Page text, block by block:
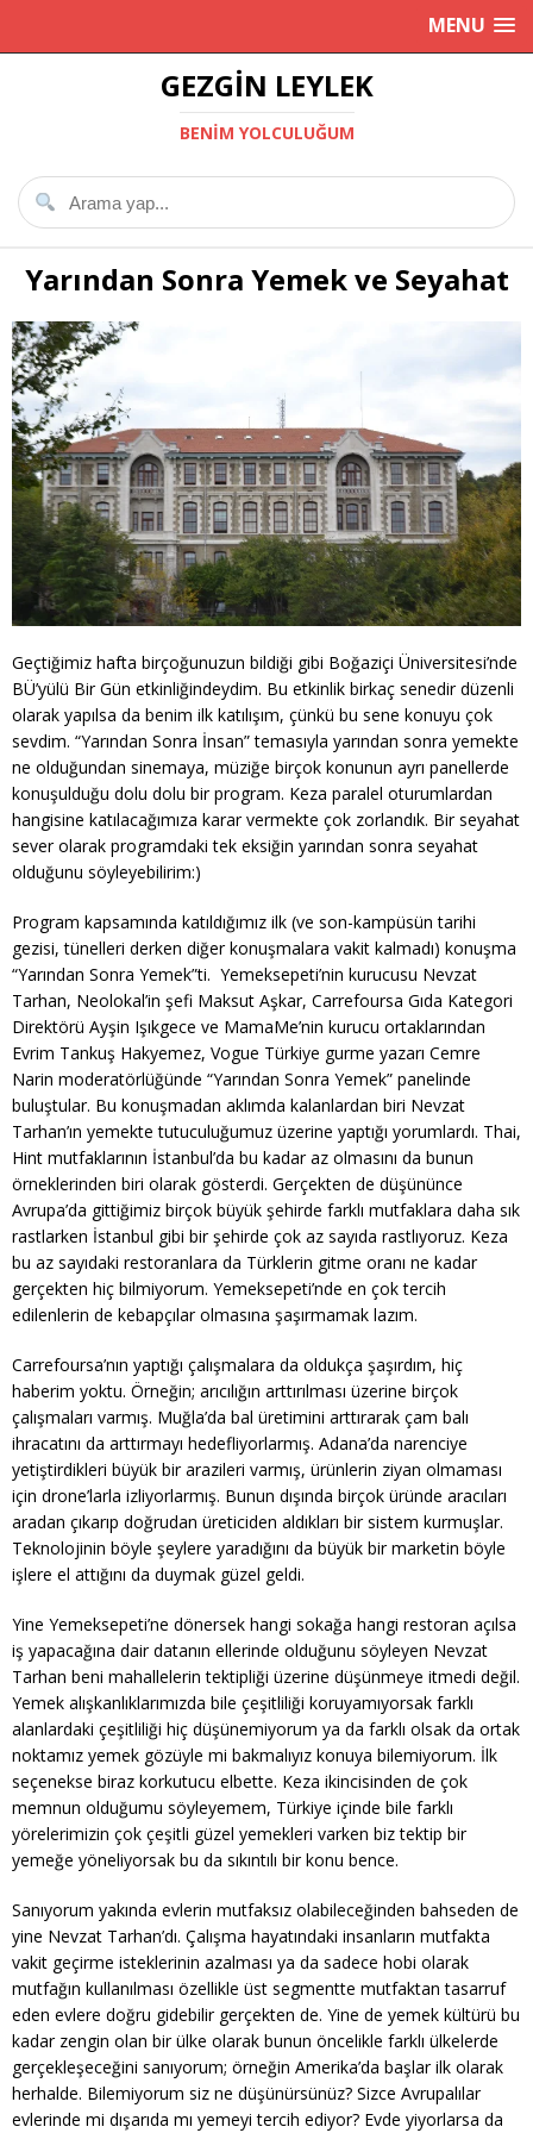
MENU
GEZGIN LEYLEK
BENIM YOLCULUĞUM
Yarından Sonra Yemek ve Seyahat
Geçtiğimiz hafta birçoğunuzun bildiği gibi Boğaziçi Üniversitesi’nde
BÜ’yülü Bir Gün etkinliğindeydim. Bu etkinlik birkaç senedir düzenli
olarak yapılsa da benim ilk katılışım, çünkü bu sene konuyu çok
sevdim. “Yarından Sonra İnsan” temasıyla yarından sonra yemekte
ne olduğundan sinemaya, müziğe birçok konunun ayrı panellerde
konuşulduğu dolu dolu bir program. Keza paralel oturumlardan
hangisine katılacağımıza karar vermekte çok zorlandık. Bir seyahat
sever olarak programdaki tek eksiğin yarından sonra seyahat
olduğunu söyleyebilirim:)
Program kapsamında katıldığımız ilk (ve son-kampüsün tarihi
gezisi, tünelleri derken diğer konuşmalara vakit kalmadı) konuşma
“Yarından Sonra Yemek”ti. Yemeksepeti’nin kurucusu Nevzat
Tarhan, Neolokal’in şefi Maksut Aşkar, Carrefoursa Gıda Kategori
Direktörü Ayşin Işıkgece ve MamaMe’nin kurucu ortaklarından
Evrim Tankuş Hakyemez, Vogue Türkiye gurme yazarı Cemre
Narin moderatörlüğünde “Yarından Sonra Yemek” panelinde
buluştular. Bu konuşmadan aklımda kalanlardan biri Nevzat
Tarhan’ın yemekte tutuculuğumuz üzerine yaptığı yorumlardı. Thai,
Hint mutfaklarının İstanbul’da bu kadar az olmasını da bunun
örneklerinden biri olarak gösterdi. Gerçekten de düşününce
Avrupa’da gittiğimiz birçok büyük şehirde farklı mutfaklara daha sık
rastlarken İstanbul gibi bir şehirde çok az sayıda rastlıyoruz. Keza
bu az sayıdaki restoranlara da Türklerin gitme oranı ne kadar
gerçekten hiç bilmiyorum. Yemeksepeti’nde en çok tercih
edilenlerin de kebapçılar olmasına şaşırmamak lazım.
Carrefoursa’nın yaptığı çalışmalara da oldukça şaşırdım, hiç
haberim yoktu. Örneğin; arıcılığın arttırılması üzerine birçok
çalışmaları varmış. Muğla’da bal üretimini arttırarak çam balı
ihracatını da arttırmayı hedefliyorlarmış. Adana’da narenciye
yetiştirdikleri büyük bir arazileri varmış, ürünlerin ziyan olmaması
için drone’larla izliyorlarmış. Bunun dışında birçok üründe aracıları
aradan çıkarıp doğrudan üreticiden aldıkları bir sistem kurmuşlar.
Teknolojinin böyle şeylere yaradığını da büyük bir marketin böyle
işlere el attığını da duymak güzel geldi.
Yine Yemeksepeti’ne dönersek hangi sokağa hangi restoran açılsa
iş yapacağına dair datanın ellerinde olduğunu söyleyen Nevzat
Tarhan beni mahallelerin tektipliği üzerine düşünmeye itmedi değil.
Yemek alışkanlıklarımızda bile çeşitliliği koruyamıyorsak farklı
alanlardaki çeşitliliği hiç düşünemiyorum ya da farklı olsak da ortak
noktamız yemek gözüyle mi bakmalıyız konuya bilemiyorum. İlk
seçenekse biraz korkutucu elbette. Keza ikincisinden de çok
memnun olduğumu söyleyemem, Türkiye içinde bile farklı
yörelerimizin çok çeşitli güzel yemekleri varken biz tektip bir
yemeğe yöneliyorsak bu da sıkıntılı bir konu bence.
Sanıyorum yakında evlerin mutfaksız olabileceğinden bahseden de
yine Nevzat Tarhan’dı. Çalışma hayatındaki insanların mutfakta
vakit geçirme isteklerinin azalması ya da sadece hobi olarak
mutfağın kullanılması özellikle üst segmentte mutfaktan tasarruf
eden evlere doğru gidebilir gerçekten de. Yine de yemek kültürü bu
kadar zengin olan bir ülke olarak bunun öncelikle farklı ülkelerde
gerçekleşeceğini sanıyorum; örneğin Amerika’da başlar ilk olarak
herhalde. Bilemiyorum siz ne düşünürsünüz? Sizce Avrupalılar
evlerinde mi dışarıda mı yemeyi tercih ediyor? Evde yiyorlarsa da